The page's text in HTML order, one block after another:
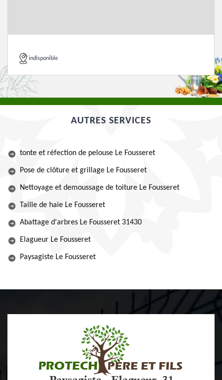
indisponible
AUTRES SERVICES
tonte et réfection de pelouse Le Fousseret
Pose de clôture et grillage Le Fousseret
Nettoyage et demoussage de toiture Le Fousseret
Taille de haie Le Fousseret
Abattage d'arbres Le Fousseret 31430
Elagueur Le Fousseret
Paysagiste Le Fousseret